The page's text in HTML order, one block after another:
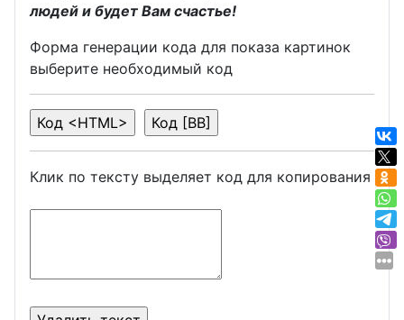
людей и будет Вам счастье!
Форма генерации кода для показа картинок
выберите необходимый код
Клик по тексту выделяет код для копирования